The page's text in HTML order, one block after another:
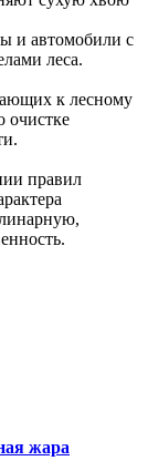
и автомобили с
леса.
к лесному
очистке
правил
жара